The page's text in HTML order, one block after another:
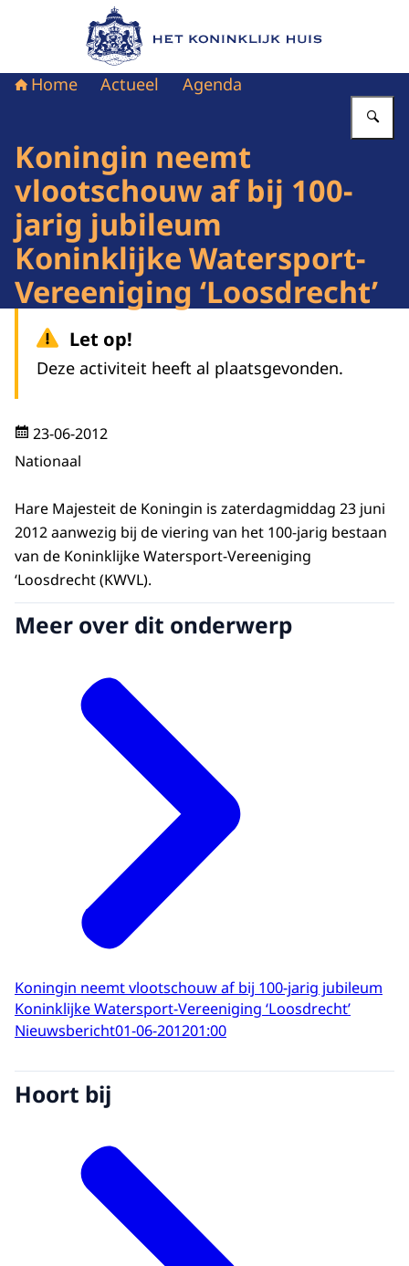
Naar de homepage van Het Koninklijk Huis
Home Actueel Agenda
Koningin neemt
vlootschouw af bij 100-
jarig jubileum
Koninklijke Watersport-
Vereeniging ‘Loosdrecht’
Let op!
Deze activiteit heeft al plaatsgevonden.
23-06-2012
Nationaal
Hare Majesteit de Koningin is zaterdagmiddag 23 juni
2012 aanwezig bij de viering van het 100-jarig bestaan
van de Koninklijke Watersport-Vereeniging
‘Loosdrecht (KWVL).
Meer over dit onderwerp
Koningin neemt vlootschouw af bij 100-jarig jubileum
Koninklijke Watersport-Vereeniging ‘Loosdrecht’
Nieuwsbericht01-06-201201:00
Hoort bij